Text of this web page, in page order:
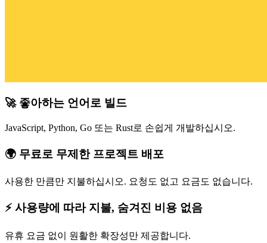
🚀 좋아하는 언어로 빌드
JavaScript, Python, Go 또는 Rust로 손쉽게 개발하십시오.
🌍 무료로 무제한 프로젝트 배포
사용한 만큼만 지불하십시오. 요청도 없고 요금도 없습니다.
⚡ 사용량에 따라 지불, 숨겨진 비용 없음
유휴 요금 없이 원활한 확장성만 제공합니다.